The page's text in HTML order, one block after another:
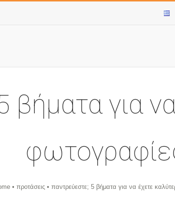
βήματα για
• προτάσεις• παντρεύεστε; 5 βήματα για να έχετε